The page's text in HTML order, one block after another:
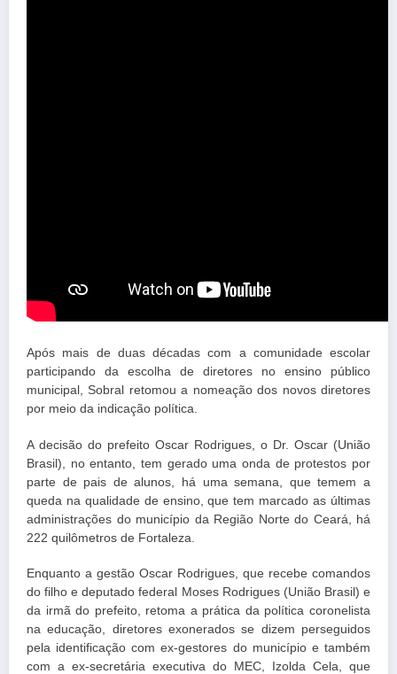
Após mais de duas décadas com a comunidade escolar
participando da escolha de diretores no ensino público
municipal, Sobral retomou a nomeação dos novos diretores
por meio da indicação política.
A decisão do prefeito Oscar Rodrigues, o Dr. Oscar (União
Brasil), no entanto, tem gerado uma onda de protestos por
parte de pais de alunos, há uma semana, que temem a
queda na qualidade de ensino, que tem marcado as últimas
administrações do município da Região Norte do Ceará, há
222 quilômetros de Fortaleza.
Enquanto a gestão Oscar Rodrigues, que recebe comandos
do filho e deputado federal Moses Rodrigues (União Brasil) e
da irmã do prefeito, retoma a prática da política coronelista
na educação, diretores exonerados se dizem perseguidos
pela identificação com ex-gestores do município e também
com a ex-secretária executiva do MEC, Izolda Cela, que